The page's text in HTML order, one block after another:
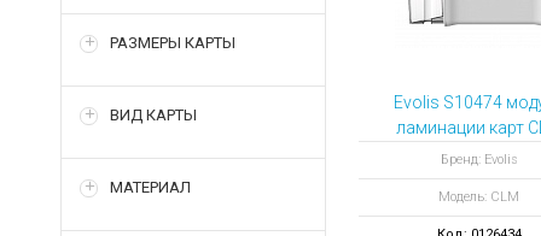
РАЗМЕРЫ КАРТЫ
ВИД КАРТЫ
МАТЕРИАЛ
Evolis S10474
ламинации карт
для принтера
Бренд: Evolis
Модель: CLM